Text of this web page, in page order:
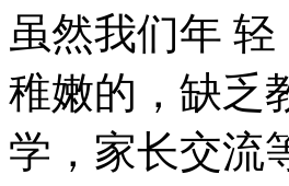
虽然我们年
稚嫩的，缺乏
学，家长交流